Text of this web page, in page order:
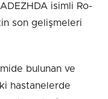
isimli Ro-
son gelişmeleri
bulunan ve
hastanelerde